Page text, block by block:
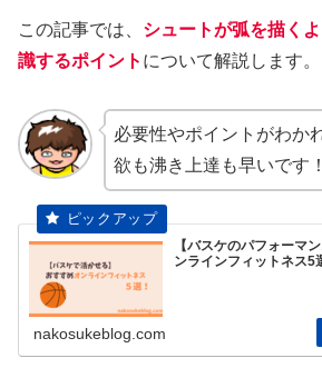
この記事では、 シュートが弧を描く
識するポイント について解説します。
必要性やポイントがわか
欲も沸き上達も早いです！
【バスケのパフォーマ
ンラインフィットネス5
nakosukeblog.com